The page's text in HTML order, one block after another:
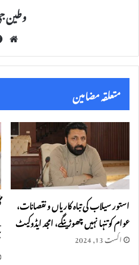
وطین
متعلقہ مضامین
استور سیلاب کی تباہ کاریاں و نقصانات،
عوام کو تنہا نہیں چھوڑینگے، امجد ایڈوکیٹ
اگست 13, 2024